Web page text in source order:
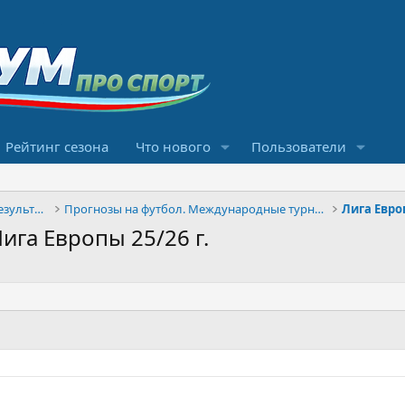
Рейтинг сезона Что нового Пользователи
Конкурсы прогнозов и обсуждение результатов Прогнозы на футбол. Международные турниры Лига
Европы 25/26 г.